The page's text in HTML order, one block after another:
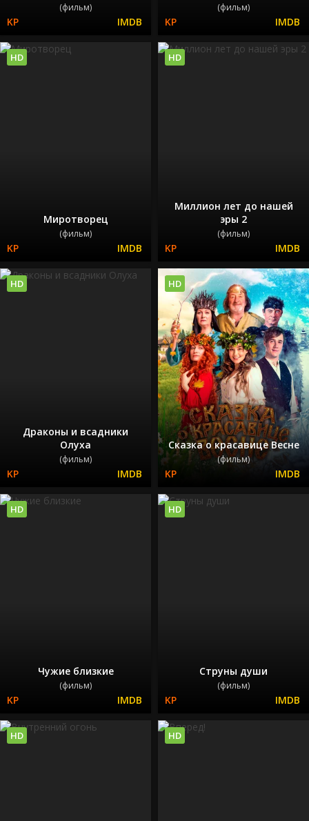
(фильм) (фильм)
Миротворец
(фильм)
HD
Миллион лет до нашей
эры 2
(фильм)
HD
Драконы и всадники
Олуха
(фильм)
HD
Сказка о красавице Весне
(фильм)
HD
Чужие близкие
(фильм)
HD
Струны души
(фильм)
HD
HD HD